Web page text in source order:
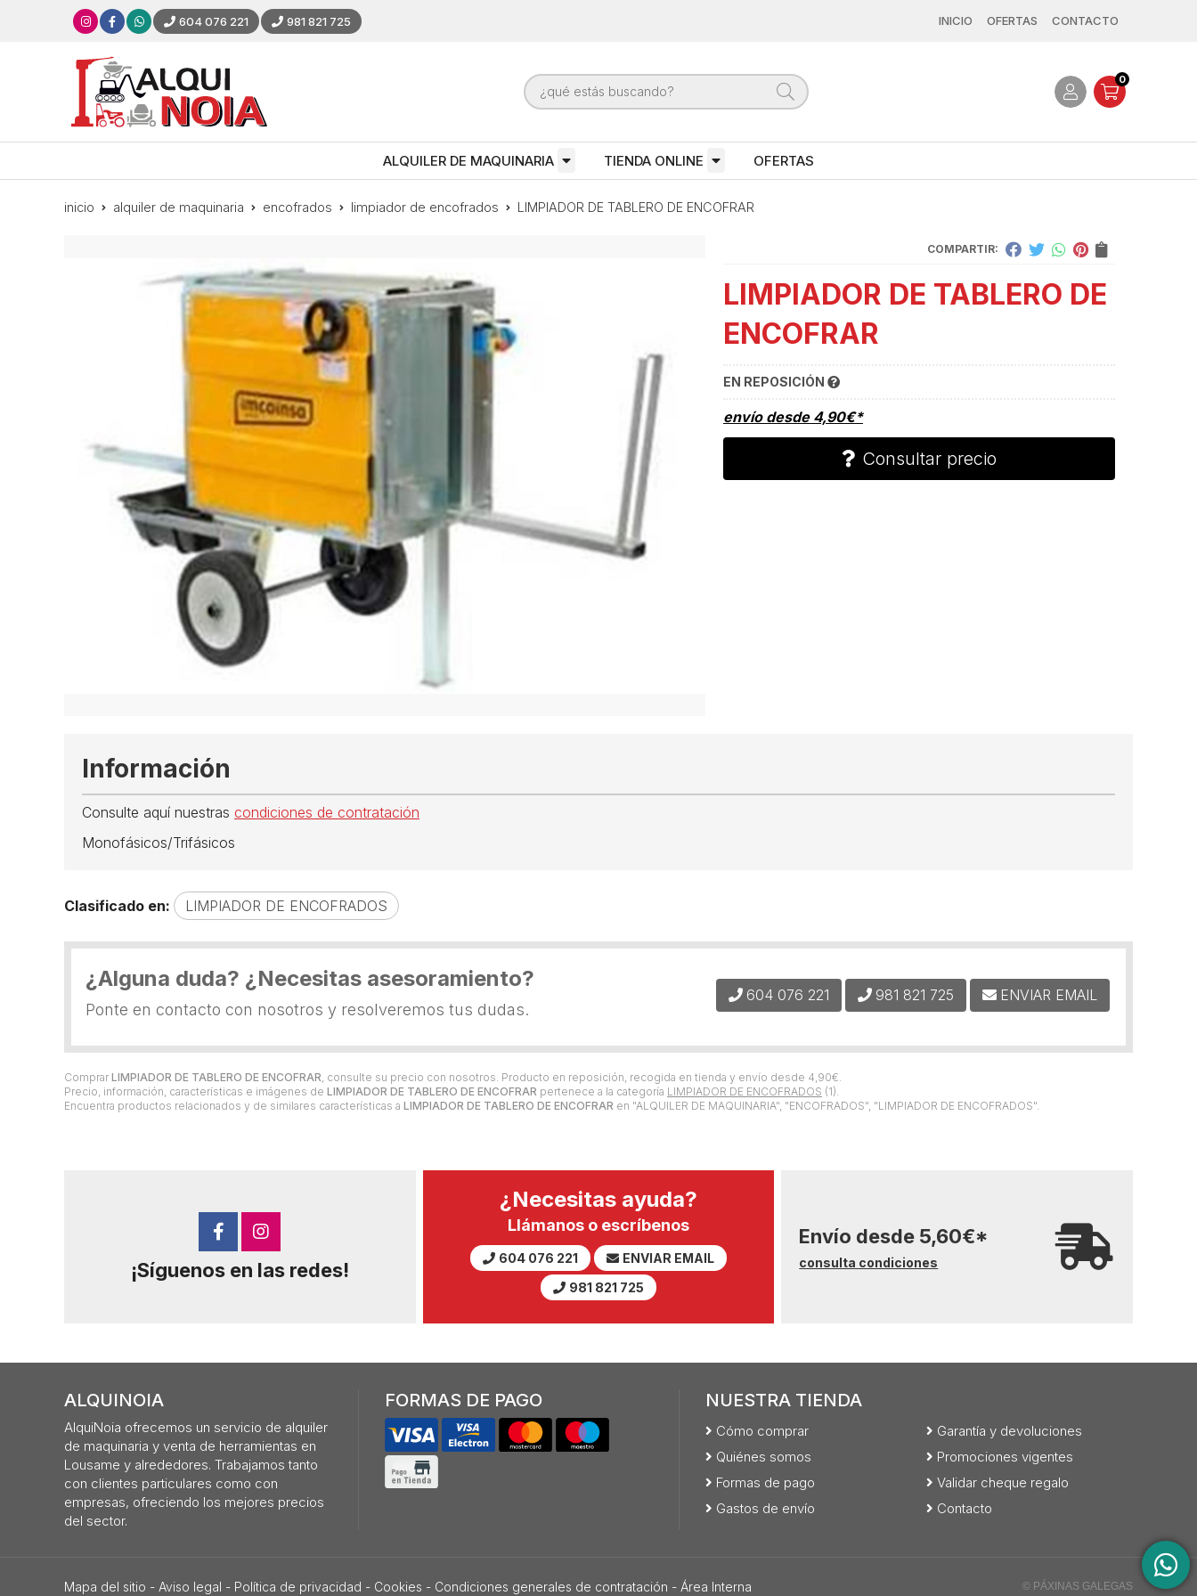
604 076 221 981 821 725 INICIO OFERTAS CONTACTO
0
ALQUILER DE MAQUINARIA TIENDA ONLINE OFERTAS
inicio alquiler de maquinaria encofrados limpiador de encofrados LIMPIADOR DE TABLERO DE ENCOFRAR
COMPARTIR:
LIMPIADOR DE TABLERO DE
ENCOFRAR
EN REPOSICIÓN
envío desde 4,90€*
Consultar precio
Comprar LIMPIADOR DE TABLERO DE ENCOFRAR, consulte su precio con nosotros. Producto en reposición, recogida en tienda y envío desde 4,90€.
Precio, información, características e imágenes de LIMPIADOR DE TABLERO DE ENCOFRAR pertenece a la categoría LIMPIADOR DE ENCOFRADOS (1).
Encuentra productos relacionados y de similares características a LIMPIADOR DE TABLERO DE ENCOFRAR en "ALQUILER DE MAQUINARIA", "ENCOFRADOS", "LIMPIADOR DE ENCOFRADOS".
Información
Consulte aquí nuestras condiciones de contratación
Monofásicos/Trifásicos
Clasificado en: LIMPIADOR DE ENCOFRADOS
¿Alguna duda? ¿Necesitas asesoramiento?
Ponte en contacto con nosotros y resolveremos tus dudas.
604 076 221 981 821 725 ENVIAR EMAIL
¡Síguenos en las redes!
¿Necesitas ayuda?
Llámanos o escríbenos
604 076 221
ENVIAR EMAIL
981 821 725
Envío desde 5,60€*
consulta condiciones
ALQUINOIA
AlquiNoia ofrecemos un servicio de alquiler
de maquinaria y venta de herramientas en
Lousame y alrededores. Trabajamos tanto
con clientes particulares como con
empresas, ofreciendo los mejores precios
del sector.
FORMAS DE PAGO NUESTRA TIENDA
Cómo comprar
Quiénes somos
Formas de pago
Gastos de envío
Garantía y devoluciones
Promociones vigentes
Validar cheque regalo
Contacto
Mapa del sitio - Aviso legal - Política de privacidad - Cookies - Condiciones generales de contratación - Área Interna © PÁXINAS GALEGAS